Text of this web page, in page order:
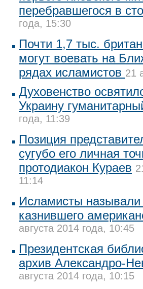
перебравшегося в
года, 15:30
Почти 1,7 тыс.
могут воевать на
рядах исламистов 21
Духовенство
Украину
года, 11:39
Позиция
сугубо его личная
протодиакон Кураев
11:14
Исламисты
казнившего
августа 2014 года, 10:45
Президентская
архив Александро-
августа 2014 года, 10:15